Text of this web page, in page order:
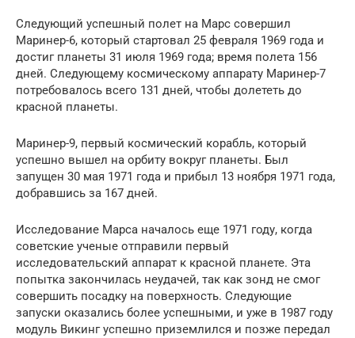
Следующий успешный полет на Марс совершил
Маринер-6, который стартовал 25 февраля 1969 года и
достиг планеты 31 июля 1969 года; время полета 156
дней. Следующему космическому аппарату Маринер-7
потребовалось всего 131 дней, чтобы долететь до
красной планеты.
Маринер-9, первый космический корабль, который
успешно вышел на орбиту вокруг планеты. Был
запущен 30 мая 1971 года и прибыл 13 ноября 1971 года,
добравшись за 167 дней.
Исследование Марса началось еще 1971 году, когда
советские ученые отправили первый
исследовательский аппарат к красной планете. Эта
попытка закончилась неудачей, так как зонд не смог
совершить посадку на поверхность. Следующие
запуски оказались более успешными, и уже в 1987 году
модуль Викинг успешно приземлился и позже передал